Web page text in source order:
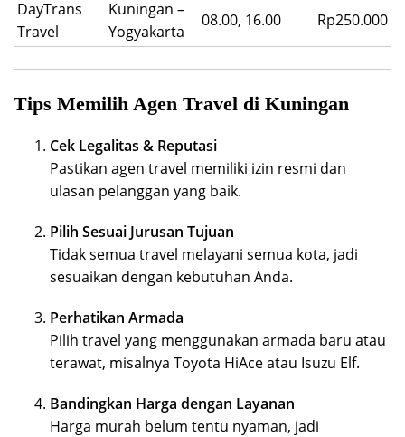
DayTrans
Travel
Kuningan –
Yogyakarta
08.00, 16.00 Rp250.000
Tips Memilih Agen Travel di Kuningan
Cek Legalitas & Reputasi
Pastikan agen travel memiliki izin resmi dan
ulasan pelanggan yang baik.
Pilih Sesuai Jurusan Tujuan
Tidak semua travel melayani semua kota, jadi
sesuaikan dengan kebutuhan Anda.
Perhatikan Armada
Pilih travel yang menggunakan armada baru atau
terawat, misalnya Toyota HiAce atau Isuzu Elf.
Bandingkan Harga dengan Layanan
Harga murah belum tentu nyaman, jadi